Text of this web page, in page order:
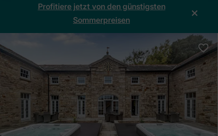
Profitiere jetzt von den günstigsten
Sommerpreisen